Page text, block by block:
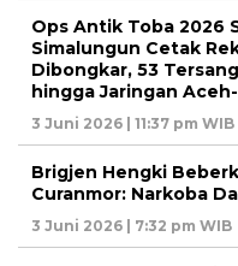
Ops Antik Toba 2026
Simalungun Cetak
Dibongkar, 53
hingga Jaringan
3 Juni 2026 | 11:37 pm WIB
Brigjen Hengki
Curanmor: Narkoba
3 Juni 2026 | 7:32 pm WIB